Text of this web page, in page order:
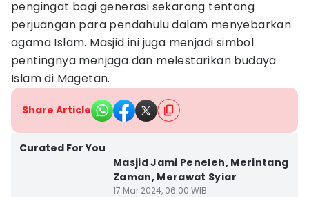
pengingat bagi generasi sekarang tentang
perjuangan para pendahulu dalam menyebarkan
agama Islam. Masjid ini juga menjadi simbol
pentingnya menjaga dan melestarikan budaya
Islam di Magetan.
Share Article
Curated For You
Masjid Jami Peneleh, Merintang
Zaman, Merawat Syiar
17 Mar 2024, 06:00 WIB